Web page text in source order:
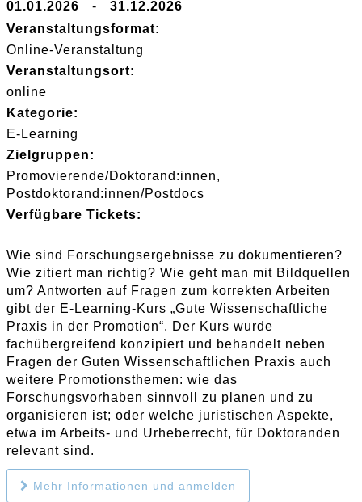
01.01.2026 -
31.12.2026
Veranstaltungsformat:
Online-Veranstaltung
Veranstaltungsort:
online
Kategorie:
E-Learning
Zielgruppen:
Promovierende/Doktorand:innen
Postdoktorand:innen/Postdocs
Verfügbare Tickets:
Wie sind Forschungsergebnisse zu dokumentieren?
Wie zitiert man richtig? Wie geht man mit Bildquellen
um? Antworten auf Fragen zum korrekten Arbeiten
gibt der E-Learning-Kurs „Gute Wissenschaftliche
Praxis in der Promotion“. Der Kurs wurde
fachübergreifend konzipiert und behandelt neben
Fragen der Guten Wissenschaftlichen Praxis auch
weitere Promotionsthemen: wie das
Forschungsvorhaben sinnvoll zu planen und zu
organisieren ist; oder welche juristischen Aspekte,
etwa im Arbeits- und Urheberrecht, für Doktoranden
relevant sind.
Mehr Informationen und anmelden